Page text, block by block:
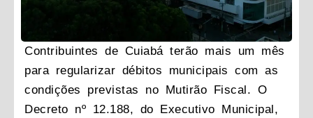
Contribuintes de Cuiabá terão mais um mês
para regularizar débitos municipais com as
condições previstas no Mutirão Fiscal. O
Decreto nº 12.188, do Executivo Municipal,